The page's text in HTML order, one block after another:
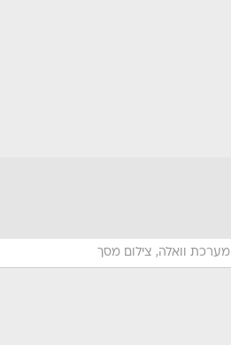
מערכת וואלה, צילום מסך